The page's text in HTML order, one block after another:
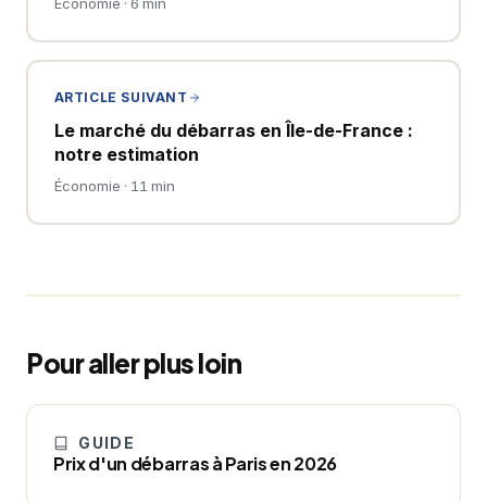
Économie · 6 min
ARTICLE SUIVANT
Le marché du débarras en Île-de-France :
notre estimation
Économie · 11 min
Pour aller plus loin
GUIDE
Prix d'un débarras à Paris en 2026